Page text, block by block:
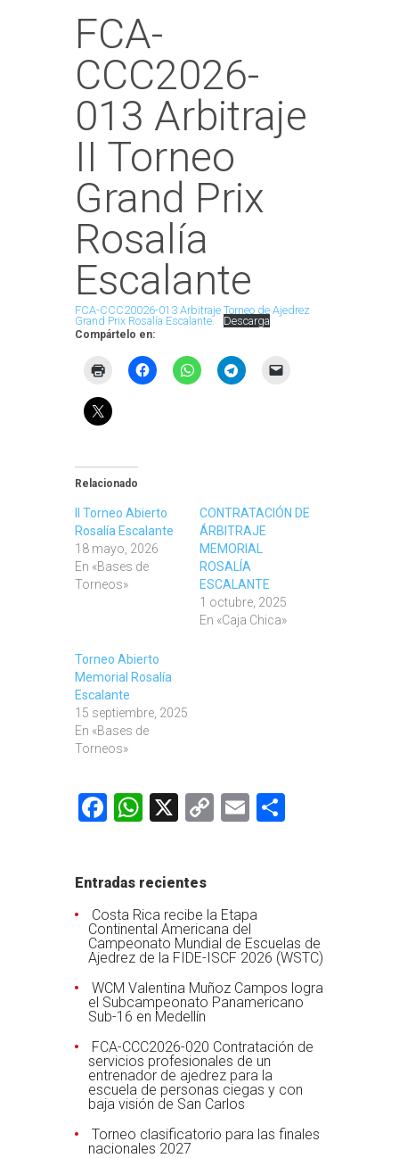
FCA-
CCC2026-
013 Arbitraje
II Torneo
Grand Prix
Rosalía
Escalante
FCA-CCC20026-013 Arbitraje Torneo de Ajedrez
Grand Prix Rosalía Escalante.
Descarga
Compártelo en:
Relacionado
II Torneo Abierto
Rosalía Escalante
18 mayo, 2026
En «Bases de
Torneos»
CONTRATACIÓN DE
ÁRBITRAJE
MEMORIAL
ROSALÍA
ESCALANTE
1 octubre, 2025
En «Caja Chica»
Torneo Abierto
Memorial Rosalía
Escalante
15 septiembre, 2025
En «Bases de
Torneos»
Facebook
WhatsApp
X
CopyEmail
Entradas recientes
Costa Rica recibe la Etapa
Continental Americana del
Campeonato Mundial de Escuelas de
Ajedrez de la FIDE-ISCF 2026 (WSTC)
WCM Valentina Muñoz Campos logra
el Subcampeonato Panamericano
Sub-16 en Medellín
FCA-CCC2026-020 Contratación de
servicios profesionales de un
entrenador de ajedrez para la
escuela de personas ciegas y con
baja visión de San Carlos
Torneo clasificatorio para las finales
nacionales 2027